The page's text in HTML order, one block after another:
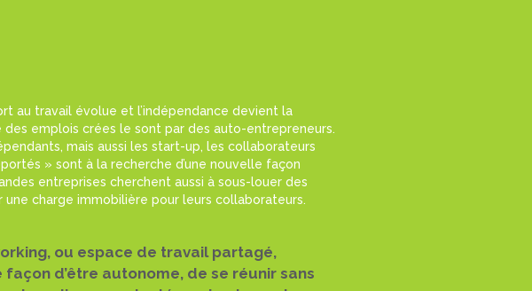
au travail évolue et l’indépendance devient la
des emplois crées le sont par des auto-entrepreneurs.
mais aussi les start-up, les collaborateurs
» sont à la recherche d’une nouvelle façon
entreprises cherchent aussi à sous-louer des
une charge immobilière pour leurs collaborateurs.
ou espace de travail partagé,
façon d’être autonome, de se réunir sans